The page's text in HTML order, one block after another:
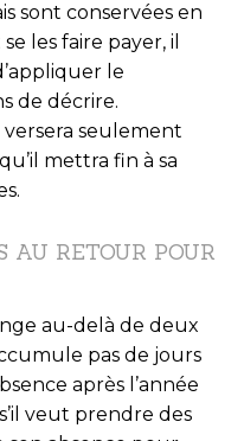
sont conservées en
les faire payer, il
le
de décrire.
seulement
mettra fin à sa
AU RETOUR POUR
au-delà de deux
pas de jours
après l’année
veut prendre des